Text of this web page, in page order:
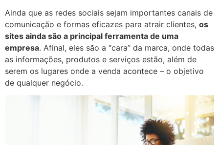
Ainda que as redes sociais sejam importantes canais de
comunicação e formas eficazes para atrair clientes, os
sites ainda são a principal ferramenta de uma
empresa. Afinal, eles são a “cara” da marca, onde todas
as informações, produtos e serviços estão, além de
serem os lugares onde a venda acontece – o objetivo
de qualquer negócio.